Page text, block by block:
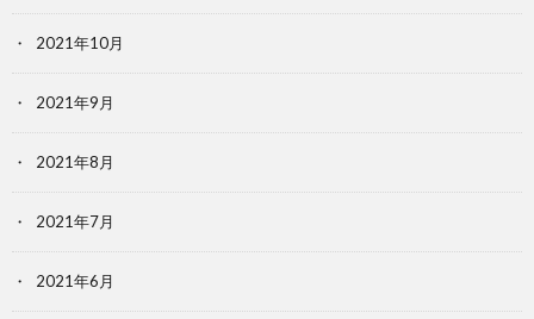
2021年10月
2021年9月
2021年8月
2021年7月
2021年6月